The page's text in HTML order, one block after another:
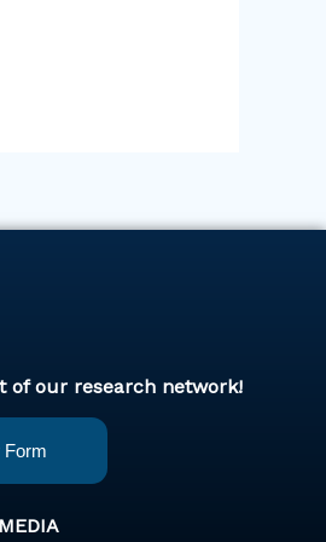
of our research network!
Form